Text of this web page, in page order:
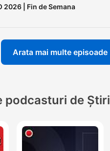
2026 | Fin de Semana
Arata mai multe episoade
podcasturi de Știri